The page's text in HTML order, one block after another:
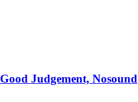
Judgement, Nosound